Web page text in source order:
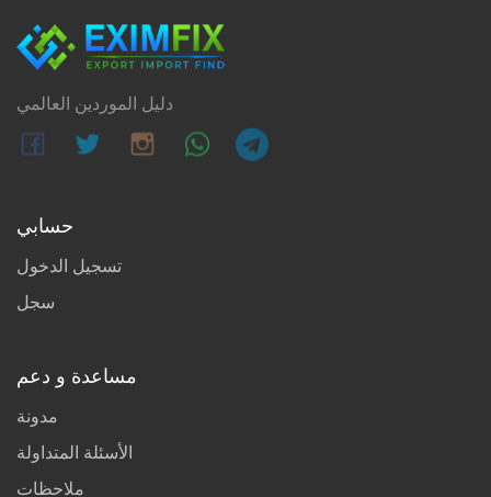
دليل الموردين العالمي
حسابي
تسجيل الدخول
سجل
مساعدة و دعم
مدونة
الأسئلة المتداولة
ملاحظات